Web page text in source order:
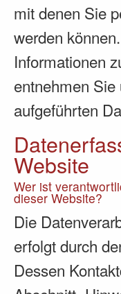
mit denen Sie
werden
Informationen
entnehmen
aufgeführten
Website
Wer ist
dieser Website?
Die
erfolgt durch
Dessen